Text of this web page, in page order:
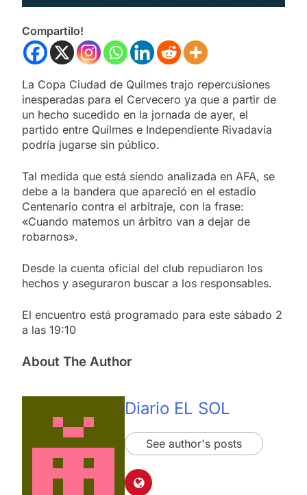
Compartilo!
La Copa Ciudad de Quilmes trajo repercusiones
inesperadas para el Cervecero ya que a partir de
un hecho sucedido en la jornada de ayer, el
partido entre Quilmes e Independiente Rivadavia
podría jugarse sin público.
Tal medida que está siendo analizada en AFA, se
debe a la bandera que apareció en el estadio
Centenario contra el arbitraje, con la frase:
«Cuando matemos un árbitro van a dejar de
robarnos».
Desde la cuenta oficial del club repudiaron los
hechos y aseguraron buscar a los responsables.
El encuentro está programado para este sábado 2
a las 19:10
About The Author
Diario EL SOL
See author's posts